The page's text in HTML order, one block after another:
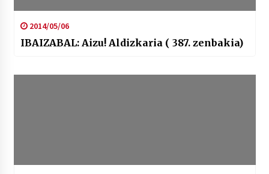
2014/05/06
IBAIZABAL: Aizu! Aldizkaria ( 387. zenbakia)